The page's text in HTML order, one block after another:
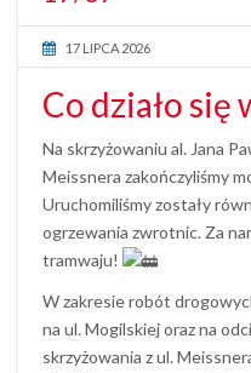
17 LIPCA 2026
Co działo
Na skrzyżowaniu al. Jana
Meissnera zakończyliśmy
Uruchomiliśmy zostały
ogrzewania zwrotnic. Za
tramwaju!
W zakresie robót
na ul. Mogilskiej oraz na
skrzyżowania z ul.